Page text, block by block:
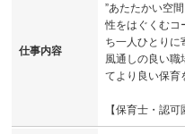
仕事内容
”あたたかい空
性をはぐくむコ
ち一人ひとりに
風通しの良い職
てより良い保育
【保育士・認